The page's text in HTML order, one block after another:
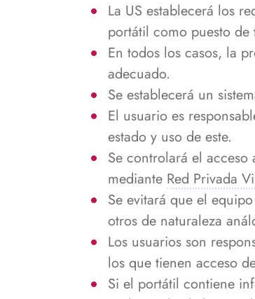
La US establecerá los
portátil como puesto de
En todos los casos, la
adecuado.
Se establecerá un
El usuario es
estado y uso de este.
Se controlará el
mediante Red Privada
Se evitará que el
otros de naturaleza
Los usuarios son
los que tienen acceso
Si el portátil contiene